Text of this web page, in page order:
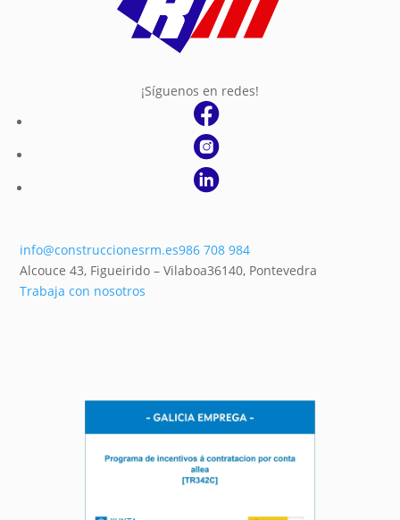
¡Síguenos en redes!
info@construccionesrm.es986 708 984
Alcouce 43, Figueirido – Vilaboa36140, Pontevedra
Trabaja con nosotros